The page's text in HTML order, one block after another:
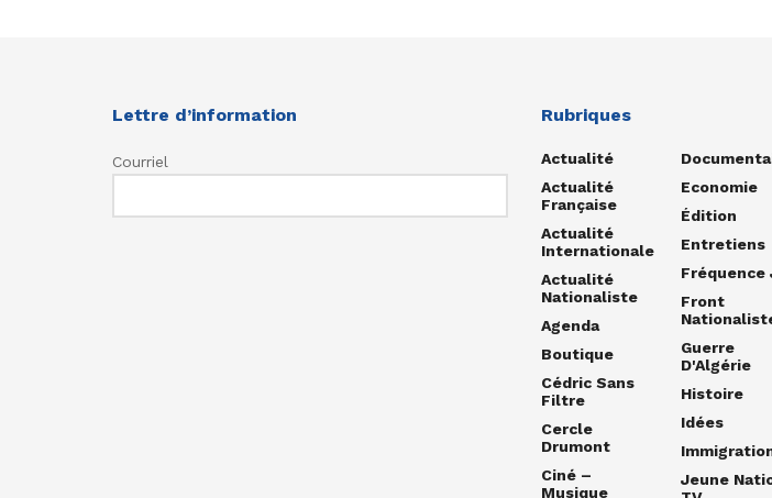
Lettre d’information
Courriel
Rubriques
Actualité
Actualité
Française
Actualité
Internationale
Actualité
Nationaliste
Agenda
Boutique
Cédric Sans
Filtre
Cercle
Drumont
Ciné –
Musique
Economie
Édition
Entretiens
Fréquence
Front
Guerre
D'Algérie
Histoire
Idées
Jeune